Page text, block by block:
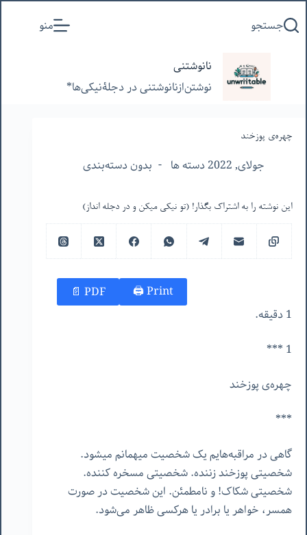
به
جستجو منو
نانوشتنی
نوشتن‌از‌نانوشتنی‌ در‌ دجلۀنیکی‌ها*
چهره‌ی پوزخند
جولای, 2022 دسته ها بدون دسته‌بندی
این نوشته را به اشتراک بگذار! (تو نیکی میکن و در دجله انداز)
Print 🖨
PDF 📄
1 دقیقه.
1 ***
چهره‌ی پوزخند
***
گاهی در مراقبه‌هایم یک شخصیت میهمانم میشود.
شخصیتی پوزخند زننده. شخصیتی مسخره کننده.
شخصیتی شکاک! و نامطمئن. این شخصیت در صورت
همسر، خواهر یا برادر یا هرکسی ظاهر می‌شود.